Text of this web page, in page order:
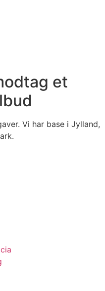
et
Vi har base i Jylland,